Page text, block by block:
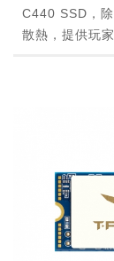
C440 SSD，
散熱，提供玩